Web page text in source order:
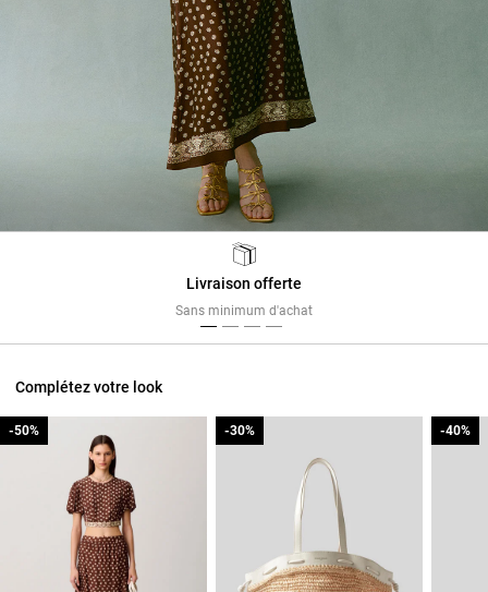
Livraison offerte
Sans minimum d'achat
Complétez votre look
-50%
-50% -30%
-30% -40%
-40%